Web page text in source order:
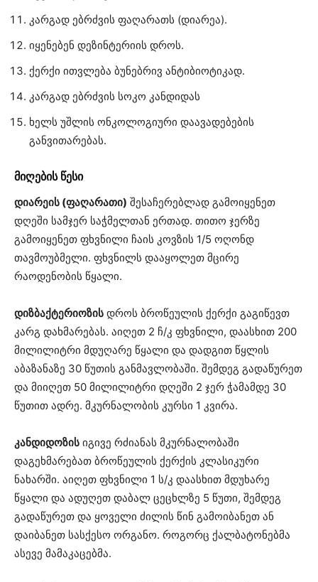
კარგად ებრძვის ფაღარათს (დიარეა).
იყენებენ დეზინტერიის დროს.
ქერქი ითვლება ბუნებრივ ანტიბიოტიკად.
კარგად ებრძვის სოკო კანდიდას
ხელს უშლის ონკოლოგიური დაავადებების
განვითარებას.
მიღების წესი
დიარეის (ფაღარათი) შესაჩერებლად გამოიყენეთ
დღეში სამჯერ საჭმელთან ერთად. თითო ჯერზე
გამოიყენეთ ფხვნილი ჩაის კოვზის 1/5 ოღონდ
თავმოუბმელი. ფხვნილს დააყოლეთ მცირე
რაოდენობის წყალი.
დიზბაქტერიოზის დროს ბროწეულის ქერქი გაგიწევთ
კარგ დახმარებას. აიღეთ 2 ჩ/კ ფხვნილი, დაასხით 200
მილილიტრი მდუღარე წყალი და დადგით წყლის
აბაზანაზე 30 წუთის განმავლობაში. შემდეგ გადაწურეთ
და მიიღეთ 50 მილილიტრი დღეში 2 ჯერ ჭამამდე 30
წუთით ადრე. მკურნალობის კურსი 1 კვირა.
კანდიდოზის იგივე რძიანას მკურნალობაში
დაგეხმარებათ ბროწეულის ქერქის კლასიკური
ნახარში. აიღეთ ფხვნილი 1 ს/კ დაასხით მდუხარე
წყალი და ადუღეთ დაბალ ცეცხლზე 5 წუთი, შემდეგ
გადაწურეთ და ყოველი ძილის წინ გამოიბანეთ ან
დაიბანეთ სასქესო ორგანო. როგორც ქალბატონებმა
ასევე მამაკაცებმა.